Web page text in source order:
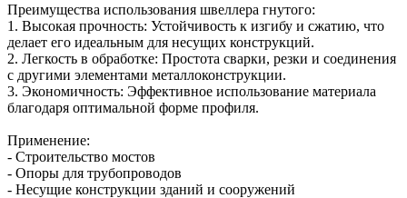
Преимущества использования швеллера гнутого:
1. Высокая прочность: Устойчивость к изгибу и сжатию, что
делает его идеальным для несущих конструкций.
2. Легкость в обработке: Простота сварки, резки и соединения
с другими элементами металлоконструкции.
3. Экономичность: Эффективное использование материала
благодаря оптимальной форме профиля.
Применение:
- Строительство мостов
- Опоры для трубопроводов
- Несущие конструкции зданий и сооружений